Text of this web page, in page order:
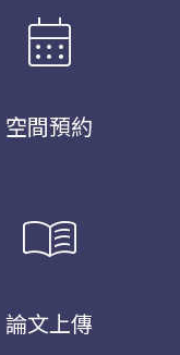
calendar_month
空間預約
menu_book
論文上傳